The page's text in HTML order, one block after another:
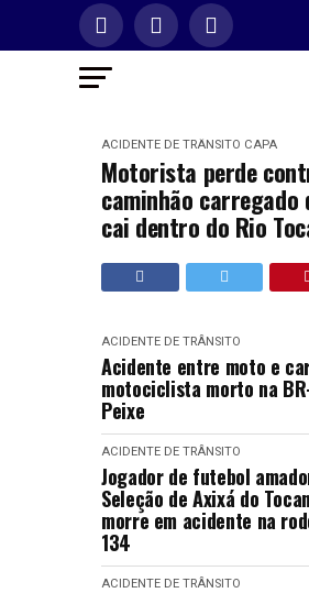
ACIDENTE DE TRÂNSITO CAPA
Motorista perde
caminhão carregado
cai dentro do Rio
ACIDENTE DE TRÂNSITO
Acidente entre moto e
motociclista morto na
Peixe
ACIDENTE DE TRÂNSITO
Jogador de futebol
Seleção de Axixá do
morre em acidente na
134
ACIDENTE DE TRÂNSITO